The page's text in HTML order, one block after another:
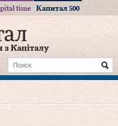
time Капитал 500
з Капіталу